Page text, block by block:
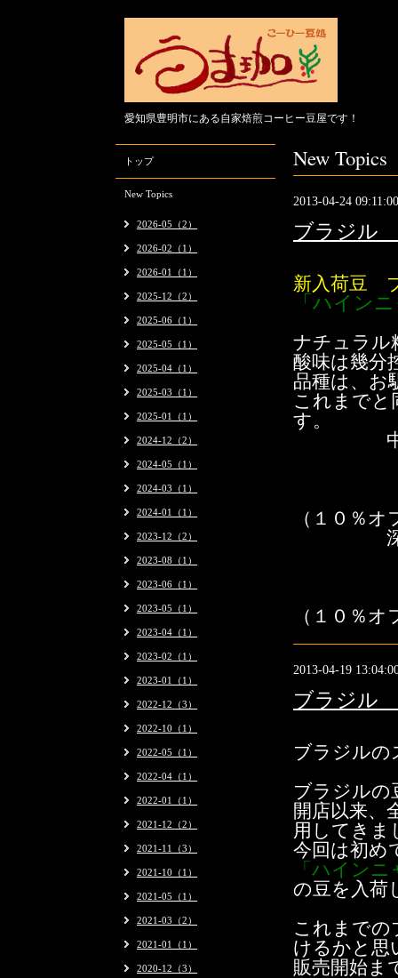
愛知県豊明市にある自家焙煎コーヒー豆屋です！
New Topics
2013-04-24 09:11:00
ブラジル
新入荷豆
「ハイン
ナチュラル
酸味は幾分
品種は、お
これまでと
す。
中煎り
（１０％オ
深煎り
（１０％オ
2013-04-19
ブラジル
ブラジルの
ブラジルの
開店以来、
用してきま
今回は初め
「ハイン
の豆を入荷
これまでの
けるかと思
販売開始ま
トップ
New Topics
2026-05（2）
2026-02（1）
2026-01（1）
2025-12（2）
2025-06（1）
2025-05（1）
2025-04（1）
2025-03（1）
2025-01（1）
2024-12（2）
2024-05（1）
2024-03（1）
2024-01（1）
2023-12（2）
2023-08（1）
2023-06（1）
2023-05（1）
2023-04（1）
2023-02（1）
2023-01（1）
2022-12（3）
2022-10（1）
2022-05（1）
2022-04（1）
2022-01（1）
2021-12（2）
2021-11（3）
2021-10（1）
2021-05（1）
2021-03（2）
2021-01（1）
2020-12（3）